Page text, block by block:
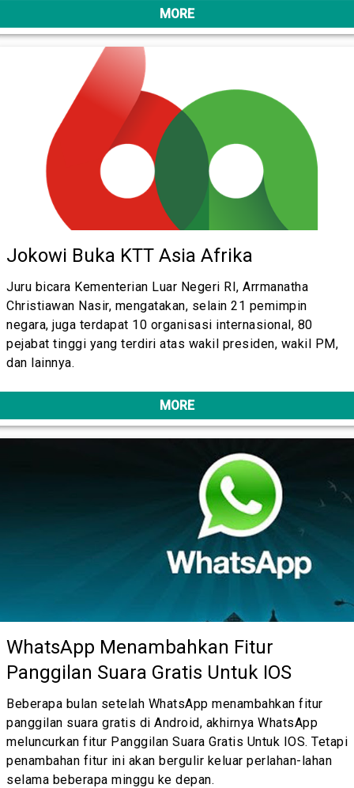
MORE
Jokowi Buka KTT Asia Afrika
Juru bicara Kementerian Luar Negeri RI, Arrmanatha
Christiawan Nasir, mengatakan, selain 21 pemimpin
negara, juga terdapat 10 organisasi internasional, 80
pejabat tinggi yang terdiri atas wakil presiden, wakil PM,
dan lainnya.
MORE
WhatsApp Menambahkan Fitur
Panggilan Suara Gratis Untuk IOS
Beberapa bulan setelah WhatsApp menambahkan fitur
panggilan suara gratis di Android, akhirnya WhatsApp
meluncurkan fitur Panggilan Suara Gratis Untuk IOS. Tetapi
penambahan fitur ini akan bergulir keluar perlahan-lahan
selama beberapa minggu ke depan.